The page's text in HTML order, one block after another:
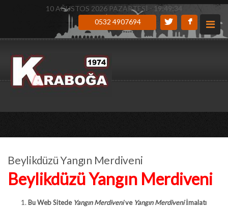
10 AĞUSTOS 2026 PAZARTESİ - 19:49:35
0532 4907694
Beylikdüzü Yangın Merdiveni
Beylikdüzü Yangın Merdiveni
Bu Web Sitede Yangın Merdivenive Yangın Merdiveniİmalatı